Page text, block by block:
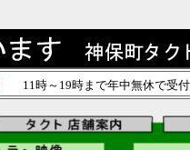
11時～19時まで年中無休で受